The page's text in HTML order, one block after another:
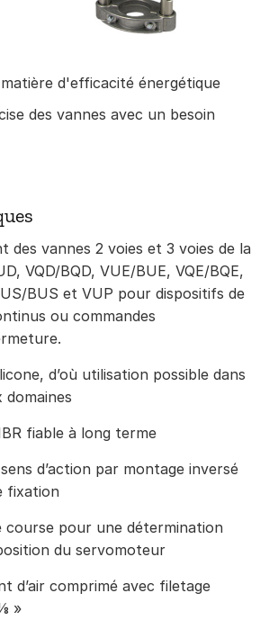
d'efficacité énergétique
des vannes avec un besoin
des vannes 2 voies et 3 voies de la
VQD/BQD, VUE/BUE, VQE/BQE,
BUS et VUP pour dispositifs de
ou commandes
d’où utilisation possible dans
domaines
fiable à long terme
d’action par montage inversé
fixation
course pour une détermination
du servomoteur
d’air comprimé avec filetage
»